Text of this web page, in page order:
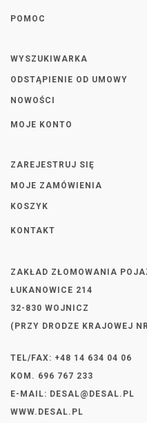
POMOC
WYSZUKIWARKA
ODSTĄPIENIE OD UMOWY
NOWOŚCI
MOJE KONTO
ZAREJESTRUJ SIĘ
MOJE ZAMÓWIENIA
KOSZYK
KONTAKT
ZAKŁAD ZŁOMOWANIA
ŁUKANOWICE 214
32-830 WOJNICZ
(PRZY DRODZE KRAJOWEJ
TEL/FAX: +48 14 634 04 06
KOM. 696 767 233
E-MAIL: DESAL@DESAL.PL
WWW.DESAL.PL